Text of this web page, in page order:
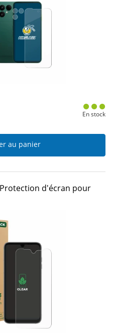
En stock
au panier
Protection d'écran pour